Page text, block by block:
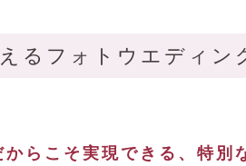
るフォトウエディン
らこそ実現できる、特別